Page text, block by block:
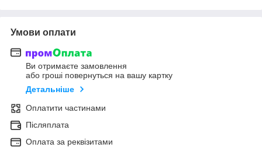
Умови оплати
Ви отримаєте замовлення
або гроші повернуться на вашу картку
Детальніше
Оплатити частинами
Післяплата
Оплата за реквізитами